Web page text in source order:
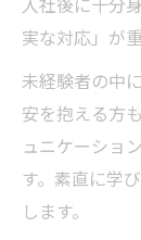
入社後に十分
実な対応」が
未経験者の中
安を抱える方
ュニケーショ
す。素直に学
します。